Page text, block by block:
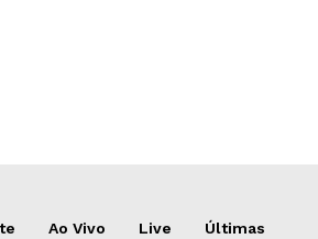
Ao Vivo Live Últimas